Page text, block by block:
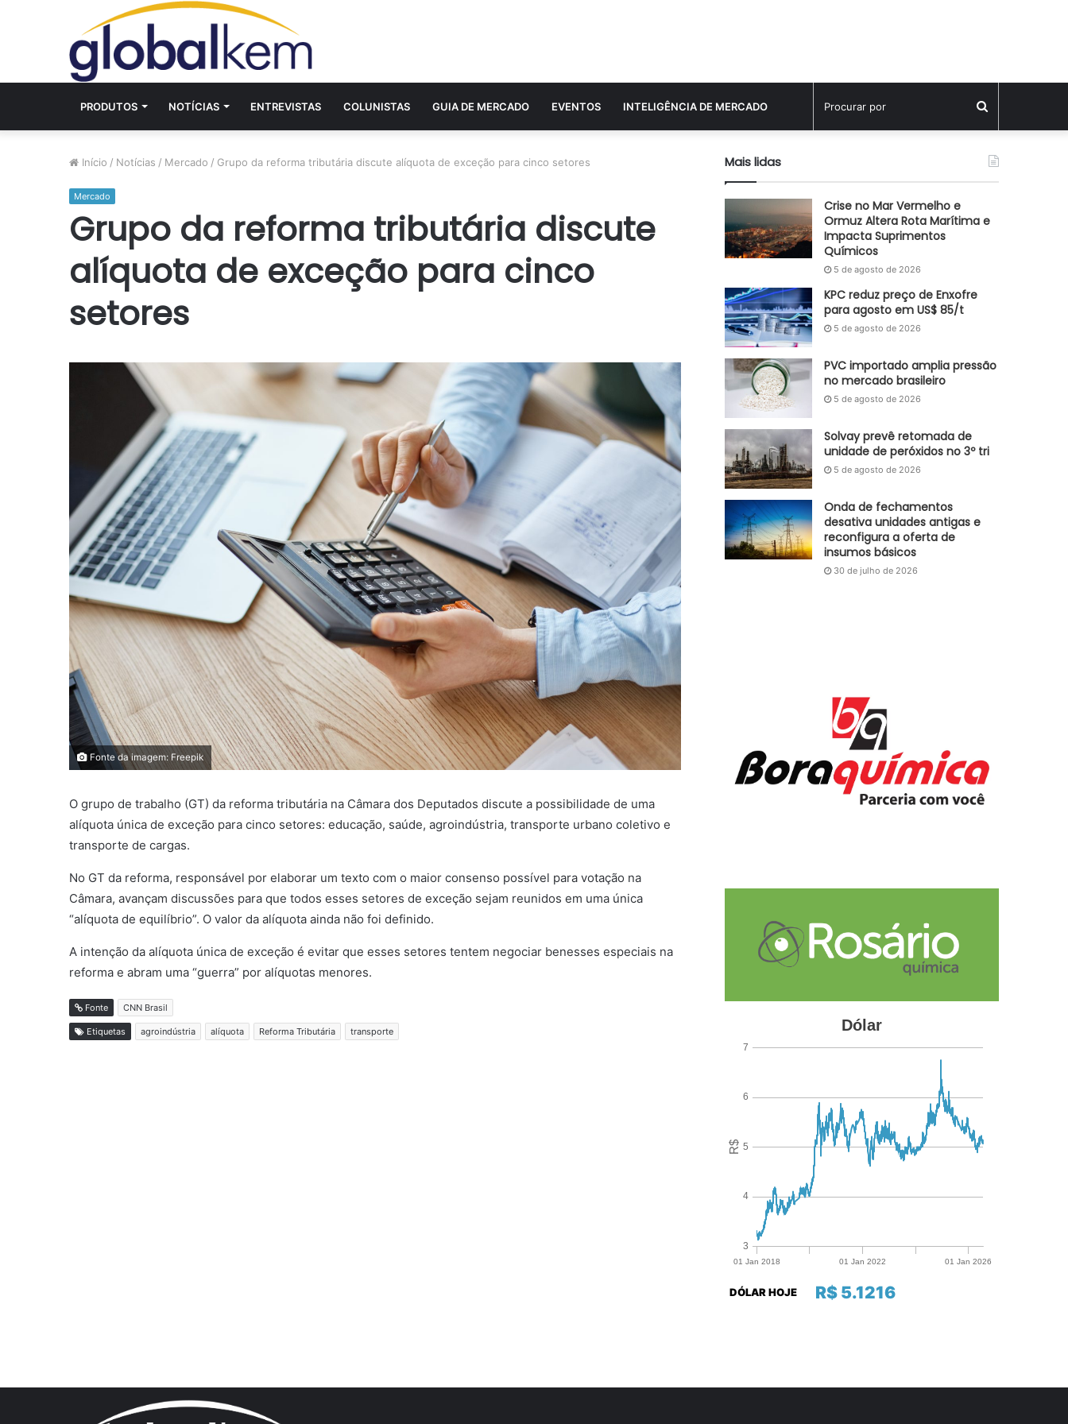
PRODUTOS NOTÍCIAS ENTREVISTAS COLUNISTAS GUIA DE MERCADO EVENTOS INTELIGÊNCIA DE MERCADO
por
Início / Notícias / Mercado / Grupo da reforma tributária discute alíquota de exceção para cinco setores
Mercado
Grupo da reforma tributária discute
alíquota de exceção para cinco
setores
Fonte da imagem: Freepik
O grupo de trabalho (GT) da reforma tributária na Câmara dos Deputados discute a possibilidade de uma
alíquota única de exceção para cinco setores: educação, saúde, agroindústria, transporte urbano coletivo e
transporte de cargas.
No GT da reforma, responsável por elaborar um texto com o maior consenso possível para votação na
Câmara, avançam discussões para que todos esses setores de exceção sejam reunidos em uma única
“alíquota de equilíbrio”. O valor da alíquota ainda não foi definido.
A intenção da alíquota única de exceção é evitar que esses setores tentem negociar benesses especiais na
reforma e abram uma “guerra” por alíquotas menores.
Fonte CNN Brasil
Etiquetas agroindústria alíquota Reforma Tributária transporte
Mais lidas
Crise no Mar Vermelho e
Ormuz Altera Rota Marítima e
Impacta Suprimentos
Químicos
5 de agosto de 2026
KPC reduz preço de Enxofre
para agosto em US$ 85/t
5 de agosto de 2026
PVC importado amplia pressão
no mercado brasileiro
5 de agosto de 2026
Solvay prevê retomada de
unidade de peróxidos no 3º tri
5 de agosto de 2026
Onda de fechamentos
desativa unidades antigas e
reconfigura a oferta de
insumos básicos
30 de julho de 2026
R$ 5.1216
DÓLAR HOJE